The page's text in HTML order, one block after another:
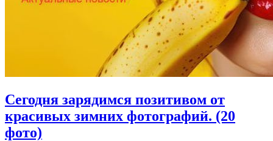
Сегодня зарядимся позитивом от
красивых зимних фотографий. (20
фото)